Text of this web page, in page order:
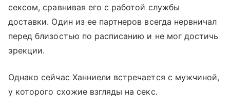
сексом, сравнивая его с работой службы
доставки. Один из ее партнеров всегда нервничал
перед близостью по расписанию и не мог достичь
эрекции.
Однако сейчас Ханниели встречается с мужчиной,
у которого схожие взгляды на секс.